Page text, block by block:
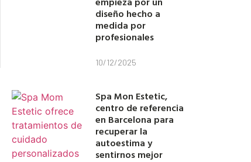
diseño hecho a
medida por
profesionales
10/12/2025
Spa Mon Estetic,
centro de referencia
en Barcelona para
recuperar la
autoestima y
sentirnos mejor